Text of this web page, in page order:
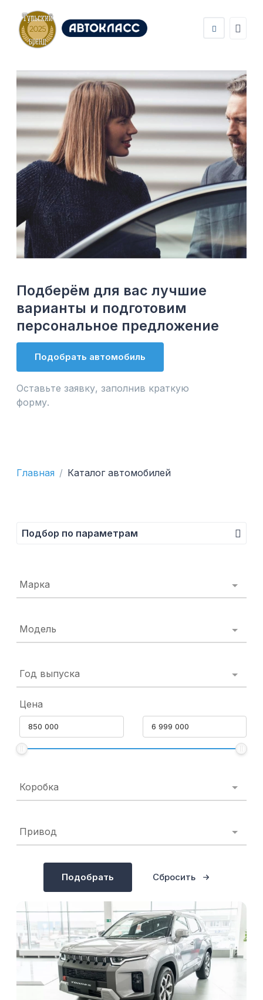
Подберём для вас лучшие
варианты и подготовим
персональное предложение
Подобрать автомобиль
Оставьте заявку, заполнив краткую
форму.
Главная Каталог автомобилей
Подбор по параметрам
Марка
Модель
Год выпуска
Цена
Коробка
Привод
Подобрать Сбросить